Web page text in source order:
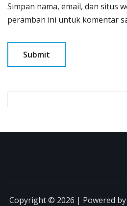
Simpan nama, email, dan situs
peramban ini untuk komentar
Copyright © 2026 | Powered by